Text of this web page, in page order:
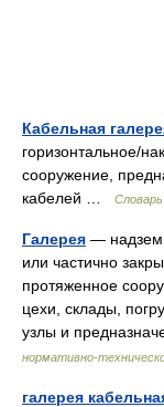
Кабельная
горизонтальное/
сооружение,
кабелей …
Галерея —
или частично
протяженное
цехи, склады,
узлы и
нормативно-
галерея